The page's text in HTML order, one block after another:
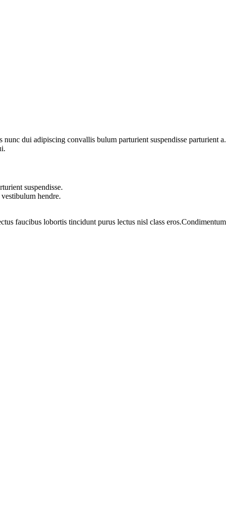
dui adipiscing convallis bulum parturient suspendisse parturient
suspendisse.
hendre.
faucibus lobortis tincidunt purus lectus nisl class